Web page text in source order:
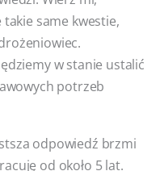
same kwestie,
w stanie ustalić
potrzeb
odpowiedź brzmi
od około 5 lat.